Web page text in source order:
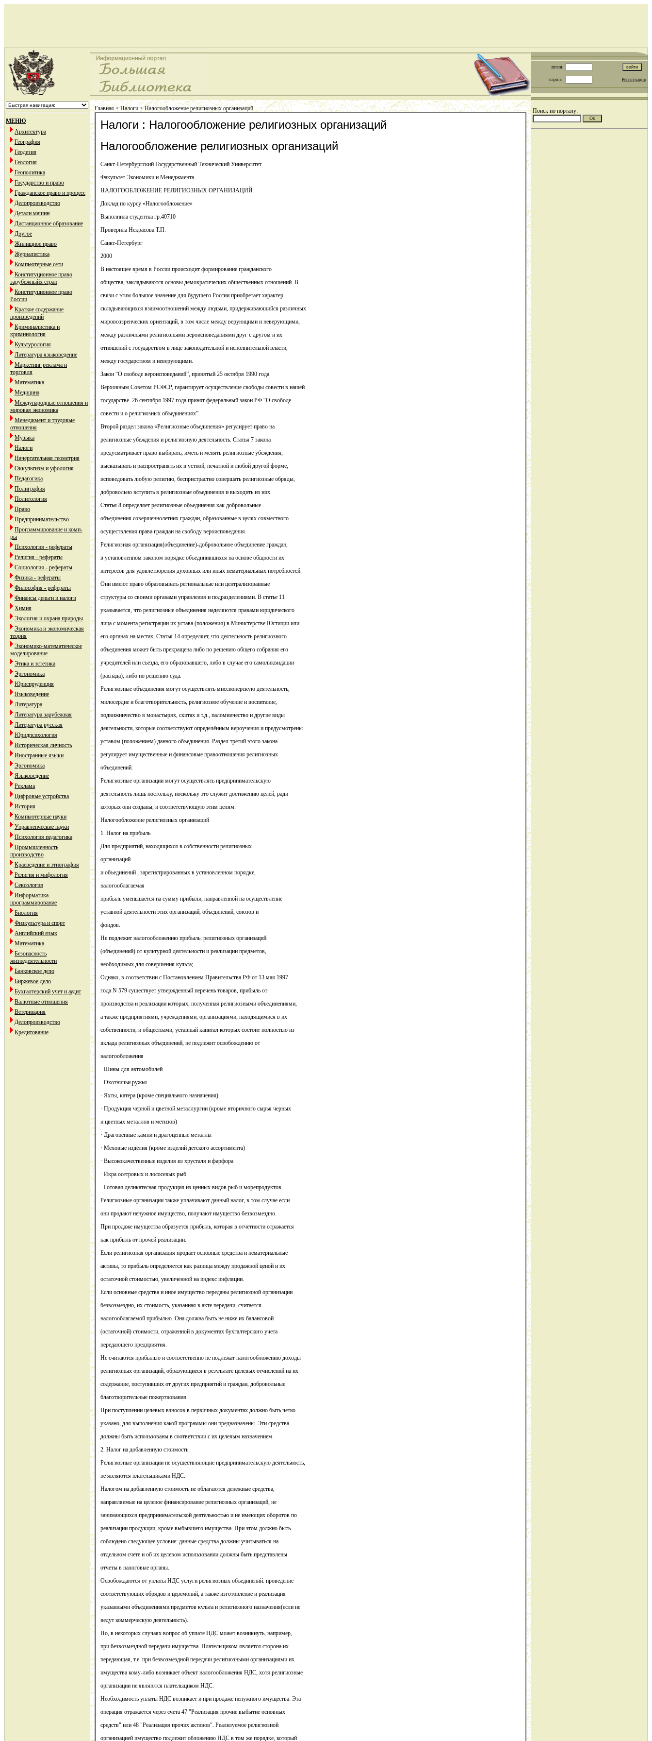
логин:
пароль: Регистрация
МЕНЮ
Архитектура
География
Геодезия
Геология
Геополитика
Государство и право
Гражданское право и процесс
Делопроизводство
Детали машин
Дистанционное образование
Другое
Жилищное право
Журналистика
Компьютерные сети
Конституционное право
зарубежныйх стран
Конституционное право
России
Краткое содержание
произведений
Криминалистика и
криминология
Культурология
Литература языковедение
Маркетинг реклама и
торговля
Математика
Медицина
Международные отношения и
мировая экономика
Менеджмент и трудовые
отношения
Музыка
Налоги
Начертательная геометрия
Оккультизм и уфология
Педагогика
Полиграфия
Политология
Право
Предпринимательство
Программирование и комп-
ры
Психология - рефераты
Религия - рефераты
Социология - рефераты
Физика - рефераты
Философия - рефераты
Финансы деньги и налоги
Химия
Экология и охрана природы
Экономика и экономическая
теория
Экономико-математическое
моделирование
Этика и эстетика
Эргономика
Юриспруденция
Языковедение
Литература
Литература зарубежная
Литература русская
Юридпсихология
Историческая личность
Иностранные языки
Эргономика
Языковедение
Реклама
Цифровые устройства
История
Компьютерные науки
Управленческие науки
Психология педагогика
Промышленность
производство
Краеведение и этнография
Религия и мифология
Сексология
Информатика
программирование
Биология
Физкультура и спорт
Английский язык
Математика
Безопасность
жизнедеятельности
Банковское дело
Биржевое дело
Бухгалтерский учет и аудит
Валютные отношения
Ветеринария
Делопроизводство
Кредитование
Главная>Налоги>Налогообложение религиозных организаций
Налоги : Налогообложение религиозных организаций
Налогообложение религиозных организаций
Санкт-Петербургский Государственный Технический Университет
Факультет Экономики и Менеджмента
НАЛОГООБЛОЖЕНИЕ РЕЛИГИОЗНЫХ ОРГАНИЗАЦИЙ
Доклад по курсу «Налогообложение»
Выполнила студентка гр.40710
Проверила Некрасова Т.П.
Санкт-Петербург
2000
В настоящее время в России происходит формирование гражданского
общества, закладываются основы демократических общественных отношений. В
связи с этим большое значение для будущего России приобретает характер
складывающихся взаимоотношений между людьми, придерживающийся различных
мировоззренческих ориентаций, в том числе между верующими и неверующими,
между различными религиозными вероисповеданиями друг с другом и их
отношений с государством в лице законодательной и исполнительной власти,
между государством и неверующими.
Закон “О свободе вероисповеданий”, принятый 25 октября 1990 года
Верховным Советом РСФСР, гарантирует осуществление свободы совести в нашей
государстве. 26 сентября 1997 года принят федеральный закон РФ “О свободе
совести и о религиозных объединениях”.
Второй раздел закона «Религиозные объединения» регулирует право на
религиозные убеждения и религиозную деятельность. Статья 7 закона
предусматривает право выбирать, иметь и менять религиозные убеждения,
высказывать и распространять их в устной, печатной и любой другой форме,
исповедовать любую религию, беспристрастно совершать религиозные обряды,
добровольно вступить в религиозные объединения и выходить из них.
Статья 8 определяет религиозные объединения как добровольные
объединения совершеннолетних граждан, образованные в целях совместного
осуществления права граждан на свободу вероисповедания.
Религиозная организация(объединение)-добровольное объединение граждан,
в установленном законом порядке объединившихся на основе общности их
интересов для удовлетворения духовных или иных нематериальных потребностей.
Они имеют право образовывать региональные или централизованные
структуры со своими органами управления и подразделениями. В статье 11
указывается, что религиозные объединения наделяются правами юридического
лица с момента регистрации их устава (положения) в Министерстве Юстиции или
его органах на местах. Статья 14 определяет, что деятельность религиозного
объединения может быть прекращена либо по решению общего собрания его
учредителей или съезда, его образовавшего, либо в случае его самоликвидации
(распада), либо по решению суда.
Религиозные объединения могут осуществлять миссионерскую деятельность,
милосердие и благотворительность, религиозное обучение и воспитание,
подвижничество в монастырях, скитах и т.д., паломничество и другие виды
деятельности, которые соответствуют определённым вероучения и предусмотрены
уставом (положением) данного объединения. Раздел третий этого закона
регулирует имущественные и финансовые правоотношения религиозных
объединений.
Религиозные организации могут осуществлять предпринимательскую
деятельность лишь постольку, поскольку это служит достижению целей, ради
которых они созданы, и соответствующую этим целям.
Налогообложение религиозных организаций
1. Налог на прибыль
Для предприятий, находящихся в собственности религиозных
организаций
и объединений , зарегистрированных в установленном порядке,
налогооблагаемая
прибыль уменьшается на сумму прибыли, направленной на осуществление
уставной деятельности этих организаций, объединений, союзов и
фондов.
Не подлежит налогообложению прибыль: религиозных организаций
(объединений) от культурной деятельности и реализации предметов,
необходимых для совершения культа;
Однако, в соответствии с Постановлением Правительства РФ от 13 мая 1997
года N 579 существует утвержденный перечень товаров, прибыль от
производства и реализации которых, полученная религиозными объединениями,
а также предприятиями, учреждениями, организациями, находящимися в их
собственности, и обществами, уставный капитал которых состоит полностью из
вклада религиозных объединений, не подлежит освобождению от
налогообложения
· Шины для автомобилей
· Охотничьи ружья
· Яхты, катера (кроме специального назначения)
· Продукция черной и цветной металлургии (кроме вторичного сырья черных
и цветных металлов и метизов)
· Драгоценные камни и драгоценные металлы
· Меховые изделия (кроме изделий детского ассортимента)
· Высококачественные изделия из хрусталя и фарфора
· Икра осетровых и лососевых рыб
· Готовая деликатесная продукция из ценных видов рыб и морепродуктов.
Религиозные организации также уплачивают данный налог, в том случае если
они продают ненужное имущество, получают имущество безвозмездно.
При продаже имущества образуется прибыль, которая в отчетности отражается
как прибыль от прочей реализации.
Если религиозная организация продает основные средства и нематериальные
активы, то прибыль определяется как разница между продажной ценой и их
остаточной стоимостью, увеличенной на индекс инфляции.
Если основные средства и иное имущество переданы религиозной организации
безвозмездно, их стоимость, указанная в акте передачи, считается
налогооблагаемой прибылью. Она должна быть не ниже их балансовой
(остаточной) стоимости, отраженной в документах бухгалтерского учета
передающего предприятия.
Не считаются прибылью и соответственно не подлежат налогообложению доходы
религиозных организаций, образующиеся в результате целевых отчислений на их
содержание, поступивших от других предприятий и граждан, добровольные
благотворительные пожертвования.
При поступлении целевых взносов в первичных документах должно быть четко
указано, для выполнения какой программы они предназначены. Эти средства
должны быть использованы в соответствии с их целевым назначением.
2. Налог на добавленную стоимость
Религиозные организации не осуществляющие предпринимательскую деятельность,
не являются плательщиками НДС.
Налогом на добавленную стоимость не облагаются денежные средства,
направляемые на целевое финансирование религиозных организаций, не
занимающихся предпринимательской деятельностью и не имеющих оборотов по
реализации продукции, кроме выбывшего имущества. При этом должно быть
соблюдено следующее условие: данные средства должны учитываться на
отдельном счете и об их целевом использовании должны быть представлены
отчеты в налоговые органы.
Освобождаются от уплаты НДС услуги религиозных объединений: проведение
соответствующих обрядов и церемоний, а также изготовление и реализация
указанными объединениями предметов культа и религиозного назначения(если не
ведут коммерческую деятельность).
Но, в некоторых случаях вопрос об уплате НДС может возникнуть, например,
при безвозмездной передачи имущества. Плательщиком является сторона их
передающая, т.е. при безвозмездной передачи религиозными организациями их
имущества кому-либо возникает объект налогообложения НДС, хотя религиозные
организации не являются плательщиком НДС.
Необходимость уплаты НДС возникает и при продаже ненужного имущества. Эта
операция отражается через счета 47 "Реализация прочие выбытие основных
средств" или 48 "Реализация прочих активов". Реализуемое религиозной
организацией имущество подлежит обложению НДС в том же порядке, который
Поиск по порталу: